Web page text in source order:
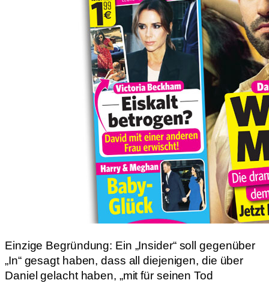
Einzige Begründung: Ein „Insider“ soll gegenüber
„In“ gesagt haben, dass all diejenigen, die über
Daniel gelacht haben, „mit für seinen Tod